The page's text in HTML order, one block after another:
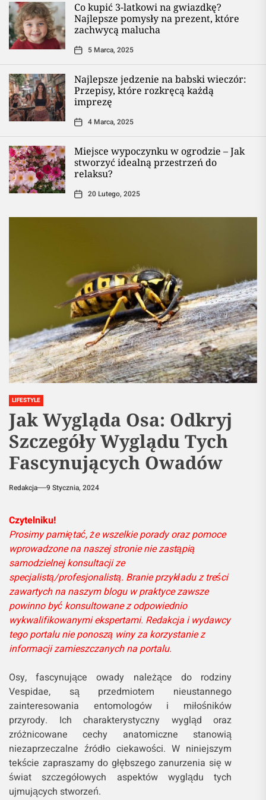
Co kupić 3-latkowi na gwiazdkę?
Najlepsze pomysły na prezent, które
zachwycą malucha
5 Marca, 2025
Najlepsze jedzenie na babski wieczór:
Przepisy, które rozkręcą każdą
imprezę
4 Marca, 2025
Miejsce wypoczynku w ogrodzie – Jak
stworzyć idealną przestrzeń do
relaksu?
20 Lutego, 2025
LIFESTYLE
Jak Wygląda Osa: Odkryj
Szczegóły Wyglądu Tych
Fascynujących Owadów
Redakcja 9 Stycznia, 2024
Czytelniku!
Prosimy pamiętać, że wszelkie porady oraz pomoce
wprowadzone na naszej stronie nie zastąpią
samodzielnej konsultacji ze
specjalistą/profesjonalistą. Branie przykładu z treści
zawartych na naszym blogu w praktyce zawsze
powinno być konsultowane z odpowiednio
wykwalifikowanymi ekspertami. Redakcja i wydawcy
tego portalu nie ponoszą winy za korzystanie z
informacji zamieszczanych na portalu.
Osy, fascynujące owady należące do rodziny
Vespidae, są przedmiotem nieustannego
zainteresowania entomologów i miłośników
przyrody. Ich charakterystyczny wygląd oraz
zróżnicowane cechy anatomiczne stanowią
niezaprzeczalne źródło ciekawości. W niniejszym
tekście zapraszamy do głębszego zanurzenia się w
świat szczegółowych aspektów wyglądu tych
ujmujących stworzeń.